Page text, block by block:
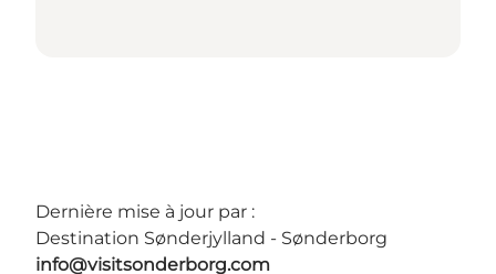
Dernière mise à jour par :
Destination Sønderjylland - Sønderborg
info@visitsonderborg.com